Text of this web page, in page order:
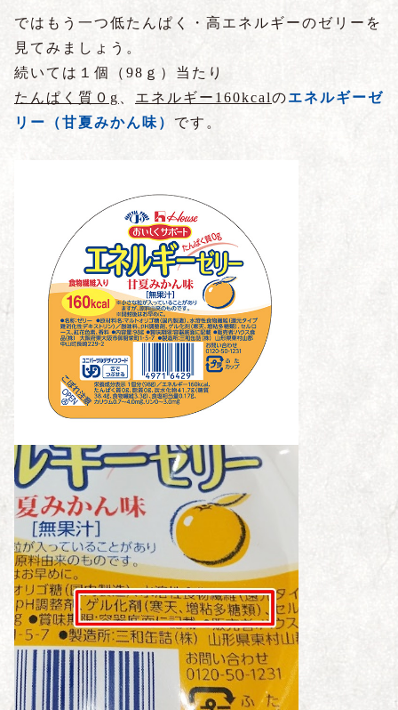
ではもう一つ低たんぱく・高エネルギーのゼリーを
見てみましょう。
続いては１個（98ｇ）当たり
たんぱく質０g、 エネルギー160kcalのエネルギーゼ
リー（甘夏みかん味） です。